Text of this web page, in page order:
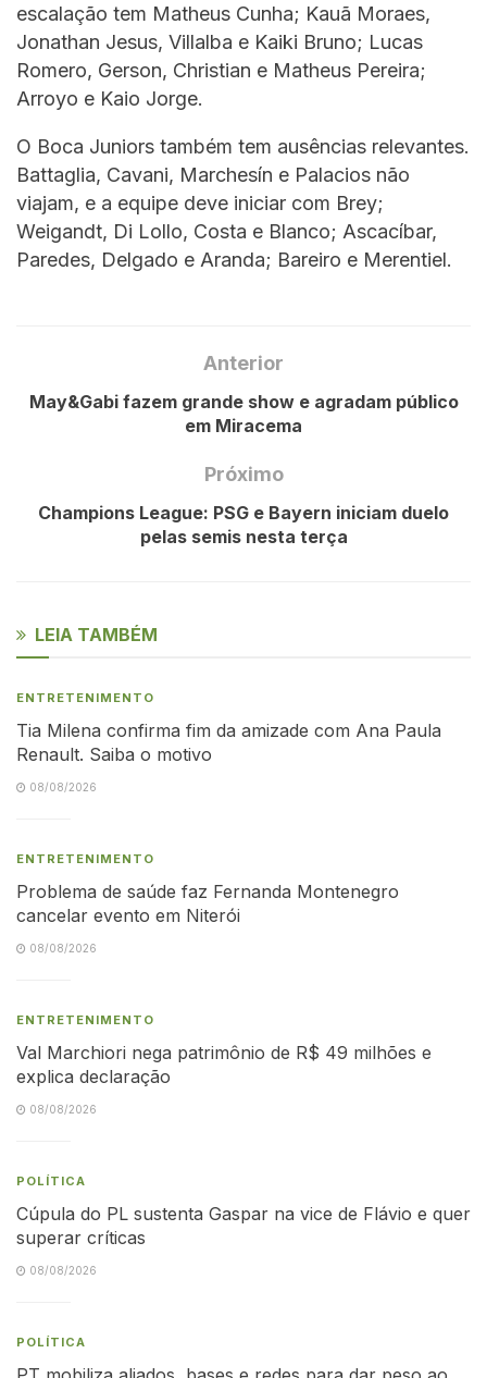
escalação tem Matheus Cunha; Kauã Moraes,
Jonathan Jesus, Villalba e Kaiki Bruno; Lucas
Romero, Gerson, Christian e Matheus Pereira;
Arroyo e Kaio Jorge.
O Boca Juniors também tem ausências relevantes.
Battaglia, Cavani, Marchesín e Palacios não
viajam, e a equipe deve iniciar com Brey;
Weigandt, Di Lollo, Costa e Blanco; Ascacíbar,
Paredes, Delgado e Aranda; Bareiro e Merentiel.
Anterior
May&Gabi fazem grande show e agradam público
em Miracema
Próximo
Champions League: PSG e Bayern iniciam duelo
pelas semis nesta terça
LEIA TAMBÉM
ENTRETENIMENTO
Tia Milena confirma fim da amizade com Ana Paula
Renault. Saiba o motivo
08/08/2026
ENTRETENIMENTO
Problema de saúde faz Fernanda Montenegro
cancelar evento em Niterói
08/08/2026
ENTRETENIMENTO
Val Marchiori nega patrimônio de R$ 49 milhões e
explica declaração
08/08/2026
POLÍTICA
Cúpula do PL sustenta Gaspar na vice de Flávio e quer
superar críticas
08/08/2026
POLÍTICA